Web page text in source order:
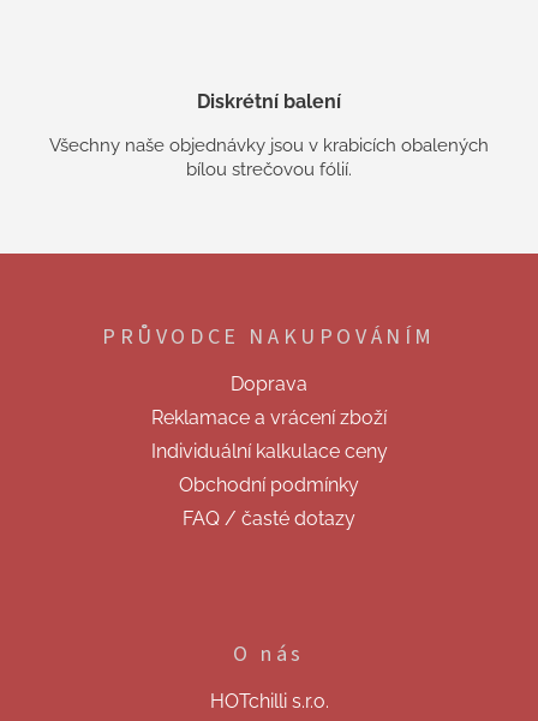
Diskrétní balení
Všechny naše objednávky jsou v krabicích obalených
bílou strečovou fólií.
Z
PRŮVODCE NAKUPOVÁNÍM
Doprava
Reklamace a vrácení zboží
Individuální kalkulace ceny
Obchodní podmínky
FAQ / časté dotazy
O nás
HOTchilli s.r.o.